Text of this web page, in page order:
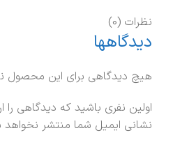
نظرات (0)
دیدگاهها
هیچ دیدگاهی برای این محصول
اولین نفری باشید که دیدگاهی را
نشانی ایمیل شما منتشر